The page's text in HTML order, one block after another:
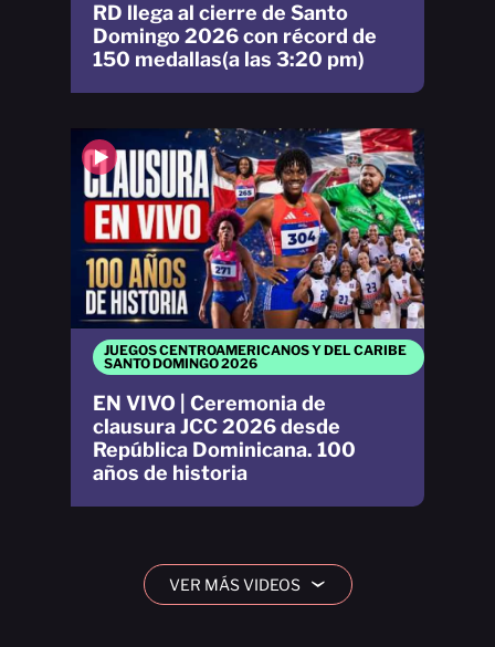
JUEGOS CENTROAMERICANOS Y DEL CARIBE
SANTO DOMINGO 2026
EN VIVO | Ceremonia de
clausura JCC 2026 desde
República Dominicana. 100
años de historia
RD llega al cierre de Santo
Domingo 2026 con récord de
150 medallas(a las 3:20 pm)
VER MÁS VIDEOS ›